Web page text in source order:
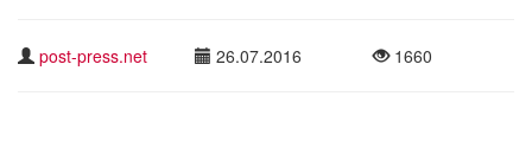
post-press.net 26.07.2016 1660